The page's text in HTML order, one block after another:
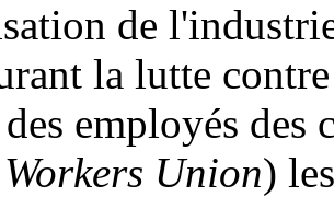
de
la lutte
employés des
Union)